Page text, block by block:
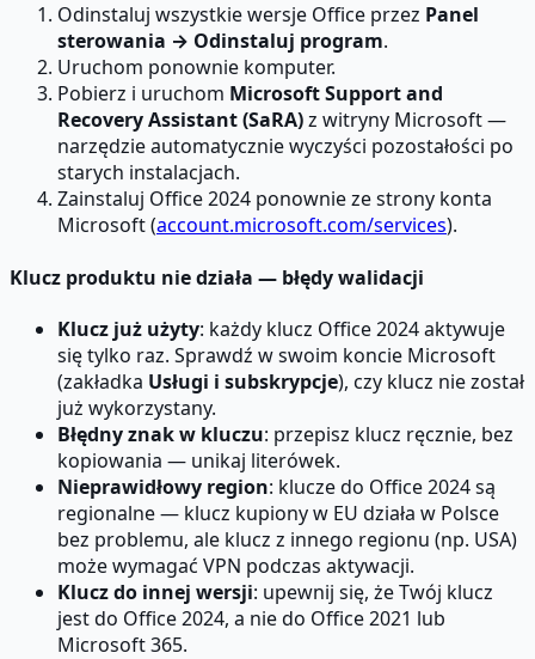
Odinstaluj wszystkie wersje Office przez Panel
sterowania → Odinstaluj program.
Uruchom ponownie komputer.
Pobierz i uruchom Microsoft Support and
Recovery Assistant (SaRA)z witryny Microsoft —
narzędzie automatycznie wyczyści pozostałości po
starych instalacjach.
Zainstaluj Office 2024 ponownie ze strony konta
Microsoft (account.microsoft.com/services).
Klucz produktu nie działa — błędy walidacji
Klucz już użyty: każdy klucz Office 2024 aktywuje
się tylko raz. Sprawdź w swoim koncie Microsoft
(zakładka Usługi i subskrypcje), czy klucz nie został
już wykorzystany.
Błędny znak w kluczu: przepisz klucz ręcznie, bez
kopiowania — unikaj literówek.
Nieprawidłowy region: klucze do Office 2024 są
regionalne — klucz kupiony w EU działa w Polsce
bez problemu, ale klucz z innego regionu (np. USA)
może wymagać VPN podczas aktywacji.
Klucz do innej wersji: upewnij się, że Twój klucz
jest do Office 2024, a nie do Office 2021 lub
Microsoft 365.